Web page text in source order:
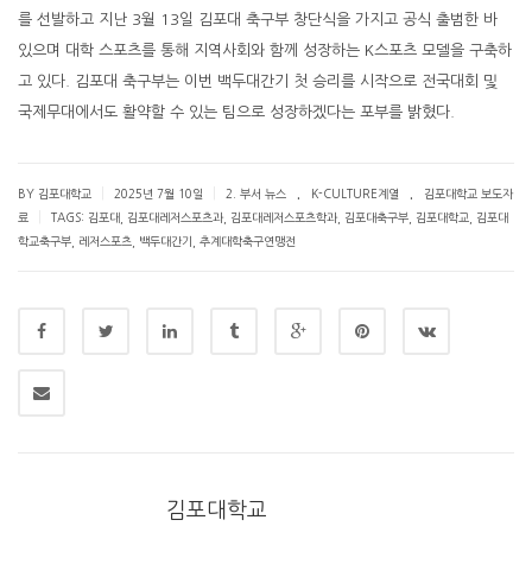
를 선발하고 지난 3월 13일 김포대 축구부 창단식을 가지고 공식 출범한 바
있으며 대학 스포츠를 통해 지역사회와 함께 성장하는 K스포츠 모델을 구축하
고 있다. 김포대 축구부는 이번 백두대간기 첫 승리를 시작으로 전국대회 및
국제무대에서도 활약할 수 있는 팀으로 성장하겠다는 포부를 밝혔다.
BY 김포대학교 2025년 7월 10일 2. 부서 뉴스 K-CULTURE계열
김포대학교 보도자
료
TAGS: 김포대 김포대레저스포츠과 김포대레저스포츠학과 김포대축구부 김포대학교
김포대
학교축구부
레저스포츠 백두대간기 추계대학축구연맹전
김포대학교